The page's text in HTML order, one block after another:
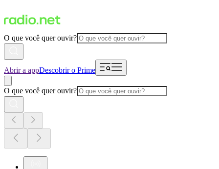
O que você quer ouvir?
Abrir a appDescobrir o Prime
O que você quer ouvir?